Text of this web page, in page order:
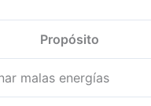
Propósito
malas energías